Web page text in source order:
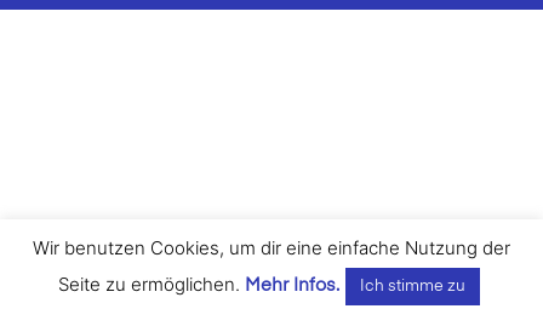
Wir benutzen Cookies, um dir eine einfache Nutzung der
Seite zu ermöglichen. Mehr Infos. Ich stimme zu